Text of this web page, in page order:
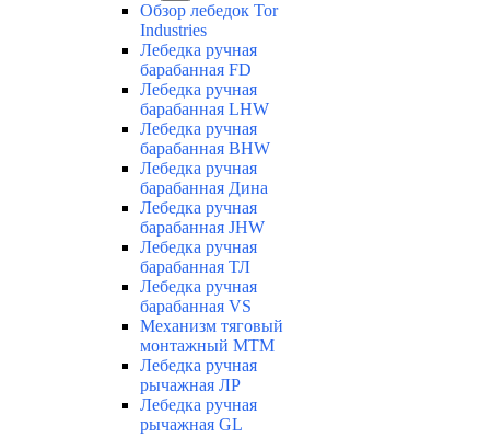
Обзор лебедок Tor
Industries
Лебедка ручная
барабанная FD
Лебедка ручная
барабанная LHW
Лебедка ручная
барабанная BHW
Лебедка ручная
барабанная Дина
Лебедка ручная
барабанная JHW
Лебедка ручная
барабанная ТЛ
Лебедка ручная
барабанная VS
Механизм тяговый
монтажный МТМ
Лебедка ручная
рычажная ЛР
Лебедка ручная
рычажная GL